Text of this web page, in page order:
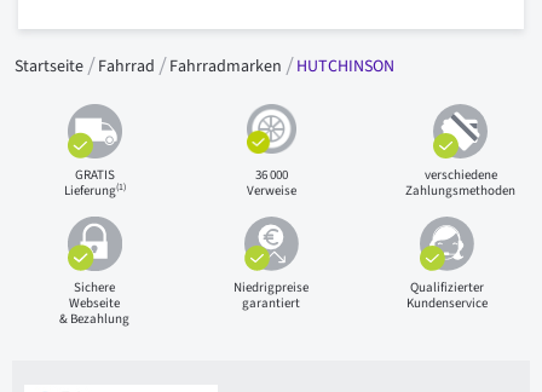
Startseite Fahrrad Fahrradmarken HUTCHINSON
GRATIS
Lieferung(1)
36 000
Verweise
verschiedene
Zahlungsmethoden
Sichere
Webseite
& Bezahlung
Niedrigpreise
garantiert
Qualifizierter
Kundenservice